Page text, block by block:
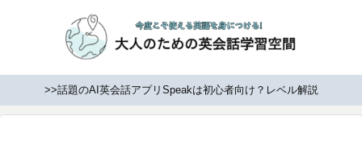
>>話題のAI英会話アプリSpeakは初心者向け？レベル解説